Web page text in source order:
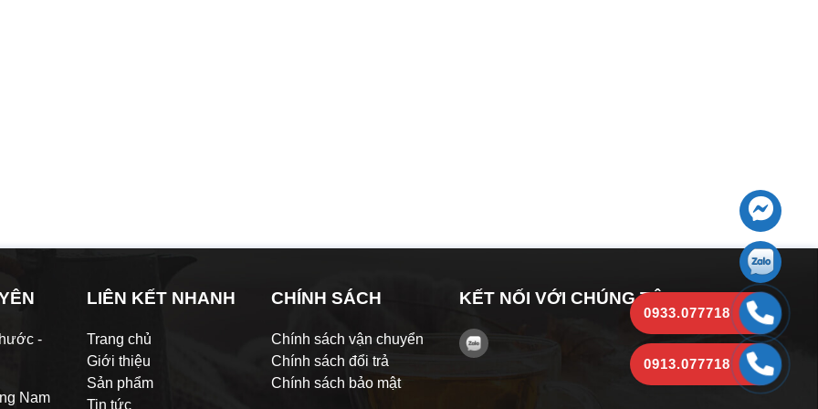
-
Nam
LIÊN KẾT NHANH
Trang chủ
Giới thiệu
Sản phẩm
Tin tức
CHÍNH SÁCH
Chính sách vận chuyển
Chính sách đổi trả
Chính sách bảo mật
KẾT NỐI VỚI CHÚNG TÔI
0933.077718
0913.077718